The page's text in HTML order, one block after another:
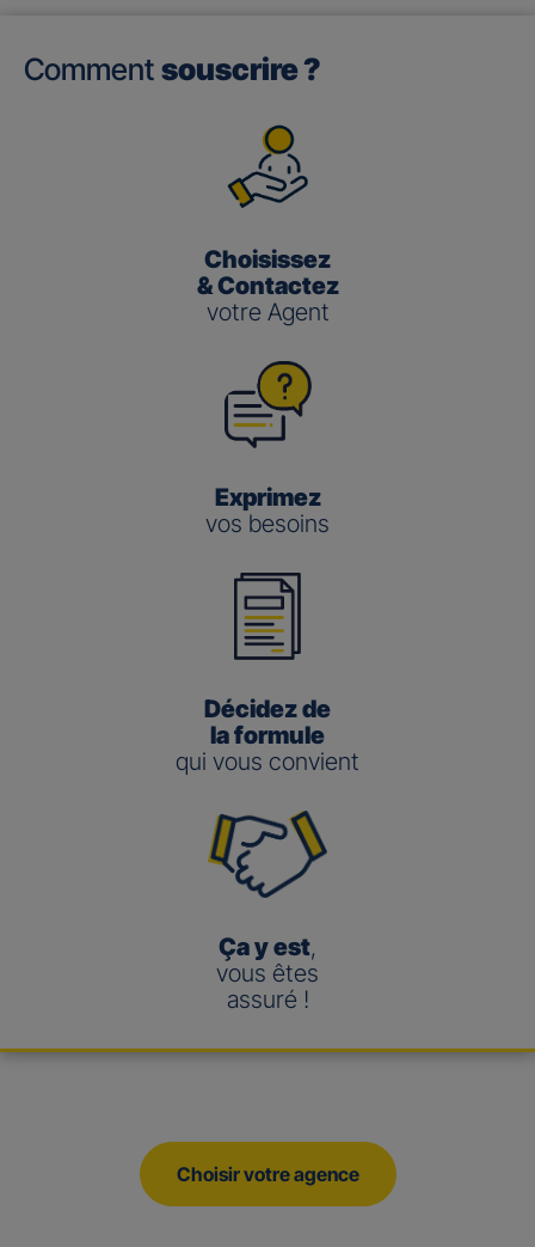
Comment souscrire ?
Choisissez
& Contactez
votre Agent
Exprimez
vos besoins
Décidez de
la formule
qui vous convient
Ça y est,
vous êtes
assuré !
Choisir votre agence